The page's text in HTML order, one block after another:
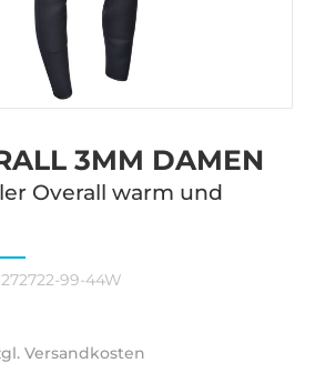
3MM DAMEN
Overall warm und
99-44W
Versandkosten